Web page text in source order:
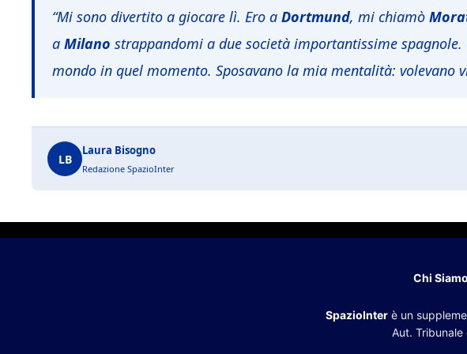
“Mi sono divertito a giocare lì. Ero a Dortmund, mi chiamò
a Milano strappandomi a due società importantissime spagnole.
mondo in quel momento. Sposavano la mia mentalità: volevano
LB
Laura Bisogno
Redazione SpazioInter
Chi Siamo
SpazioInterè un
Aut.